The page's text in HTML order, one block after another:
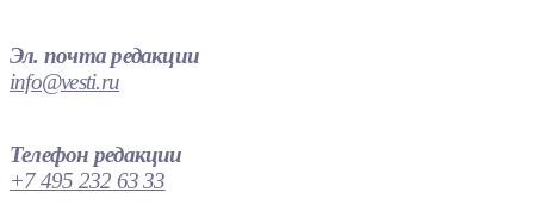
Эл. почта редакции
info@vesti.ru
Телефон редакции
+7 495 232 63 33